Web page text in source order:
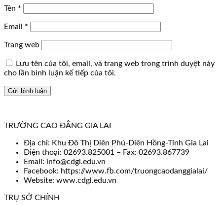
Tên *
Email *
Trang web
Lưu tên của tôi, email, và trang web trong trình duyệt này
cho lần bình luận kế tiếp của tôi.
TRƯỜNG CAO ĐẲNG GIA LAI
Địa chỉ: Khu Đô Thị Diên Phú-Diên Hồng-Tỉnh Gia Lai
Điện thoại: 02693.825001 – Fax: 02693.867739
Email: info@cdgl.edu.vn
Facebook: https://www.fb.com/truongcaodanggialai/
Website: www.cdgl.edu.vn
TRỤ SỞ CHÍNH